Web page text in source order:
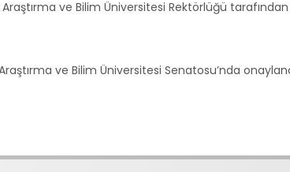
ve Bilim Üniversitesi Rektörlüğü
ve Bilim Üniversitesi Senatosu’nda